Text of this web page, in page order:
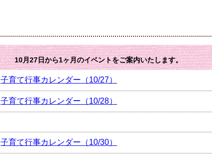
10月27日から1ヶ月のイベントをご案内いたします。
子育て行事カレンダー（10/27）
子育て行事カレンダー（10/28）
子育て行事カレンダー（10/30）